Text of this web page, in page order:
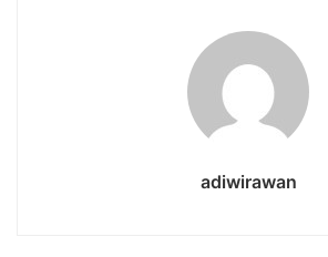
adiwirawan